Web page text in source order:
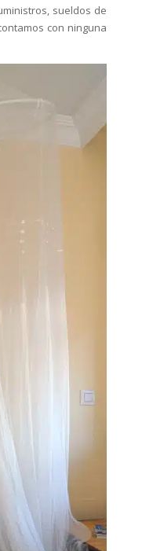
sueldos de
con ninguna